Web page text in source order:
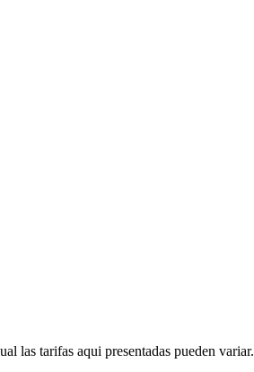
las tarifas aqui presentadas pueden variar.